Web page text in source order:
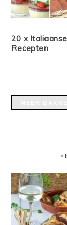
20 x
Recepten